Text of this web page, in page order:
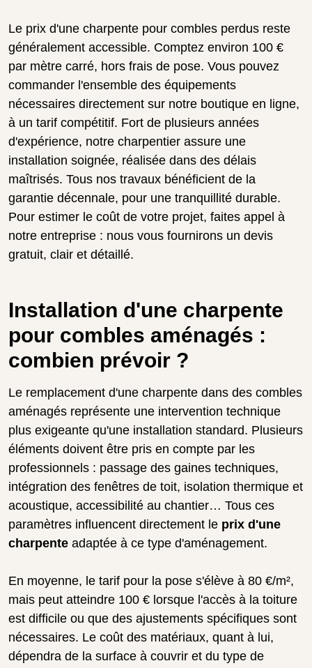
Le prix d'une charpente pour combles perdus reste
généralement accessible. Comptez environ 100 €
par mètre carré, hors frais de pose. Vous pouvez
commander l'ensemble des équipements
nécessaires directement sur notre boutique en ligne,
à un tarif compétitif. Fort de plusieurs années
d'expérience, notre charpentier assure une
installation soignée, réalisée dans des délais
maîtrisés. Tous nos travaux bénéficient de la
garantie décennale, pour une tranquillité durable.
Pour estimer le coût de votre projet, faites appel à
notre entreprise : nous vous fournirons un devis
gratuit, clair et détaillé.
Installation d'une charpente
pour combles aménagés :
combien prévoir ?
Le remplacement d'une charpente dans des combles
aménagés représente une intervention technique
plus exigeante qu'une installation standard. Plusieurs
éléments doivent être pris en compte par les
professionnels : passage des gaines techniques,
intégration des fenêtres de toit, isolation thermique et
acoustique, accessibilité au chantier… Tous ces
paramètres influencent directement le prix d'une
charpente adaptée à ce type d'aménagement.
En moyenne, le tarif pour la pose s'élève à 80 €/m²,
mais peut atteindre 100 € lorsque l'accès à la toiture
est difficile ou que des ajustements spécifiques sont
nécessaires. Le coût des matériaux, quant à lui,
dépendra de la surface à couvrir et du type de